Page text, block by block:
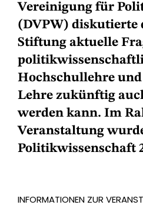
Vereinigung für
(DVPW) diskutierte
Stiftung aktuelle
Hochschullehre
Lehre zukünftig
werden kann. Im
Veranstaltung
Politikwissenschaft
INFORMATIONEN ZUR